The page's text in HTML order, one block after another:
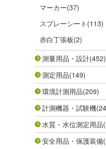
マーカー(37)
スプレーシート (113)
赤白丁張板(2)
測量用品・設計(452)
測定用品(149)
環境計測用品(209)
計測機器・試験機
水質・水位測定用品
安全用品・保護装備